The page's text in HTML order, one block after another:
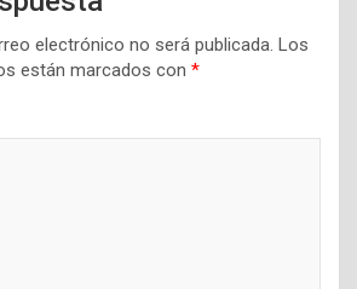
electrónico no será publicada. Los
están marcados con *